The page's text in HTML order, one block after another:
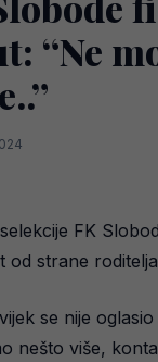
“Ne
FK
od strane
se nije
nešto više,